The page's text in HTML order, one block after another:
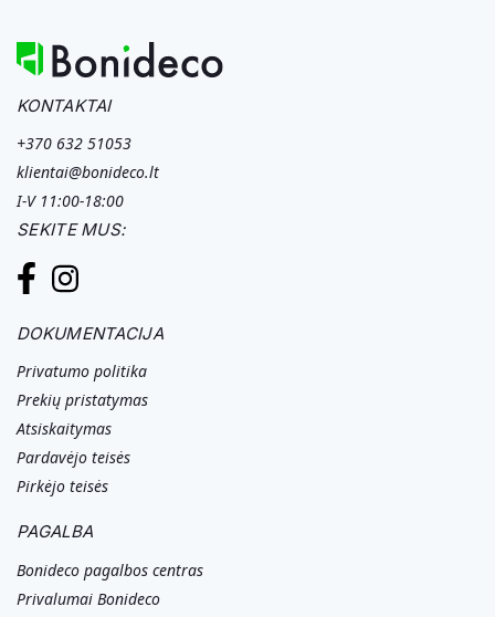
KONTAKTAI
+370 632 51053
klientai@bonideco.lt
I-V 11:00-18:00
SEKITE MUS:
DOKUMENTACIJA
Privatumo politika
Prekių pristatymas
Atsiskaitymas
Pardavėjo teisės
Pirkėjo teisės
PAGALBA
Bonideco pagalbos centras
Privalumai Bonideco